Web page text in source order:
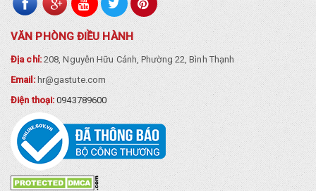
VĂN PHÒNG ĐIỀU HÀNH
Địa chỉ:208, Nguyễn Hữu Cảnh, Phường 22, Bình Thạnh
Email: hr@gastute.com
Điện thoại:0943789600